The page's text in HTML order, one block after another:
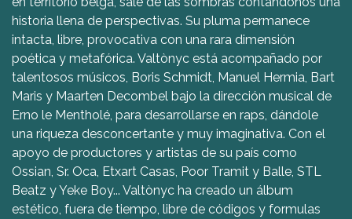
historia llena de perspectivas. Su pluma permanece
intacta, libre, provocativa con una rara dimensión
poética y metafórica. Valtònyc está acompañado por
talentosos músicos, Boris Schmidt, Manuel Hermia, Bart
Maris y Maarten Decombel bajo la dirección musical de
Erno le Mentholé, para desarrollarse en raps, dándole
una riqueza desconcertante y muy imaginativa. Con el
apoyo de productores y artistas de su país como
Ossian, Sr. Oca, Etxart Casas, Poor Tramit y Balle, STL
Beatz y Yeke Boy... Valtònyc ha creado un álbum
estético, fuera de tiempo, libre de códigos y formulas